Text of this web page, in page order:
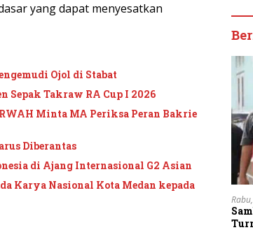
yang dapat menyesatkan
Ojol di Stabat
Sepak Takraw RA Cup I 2026
Minta MA Periksa Peran Bakrie
Diberantas
di Ajang Internasional G2 Asian
Karya Nasional Kota Medan kepada